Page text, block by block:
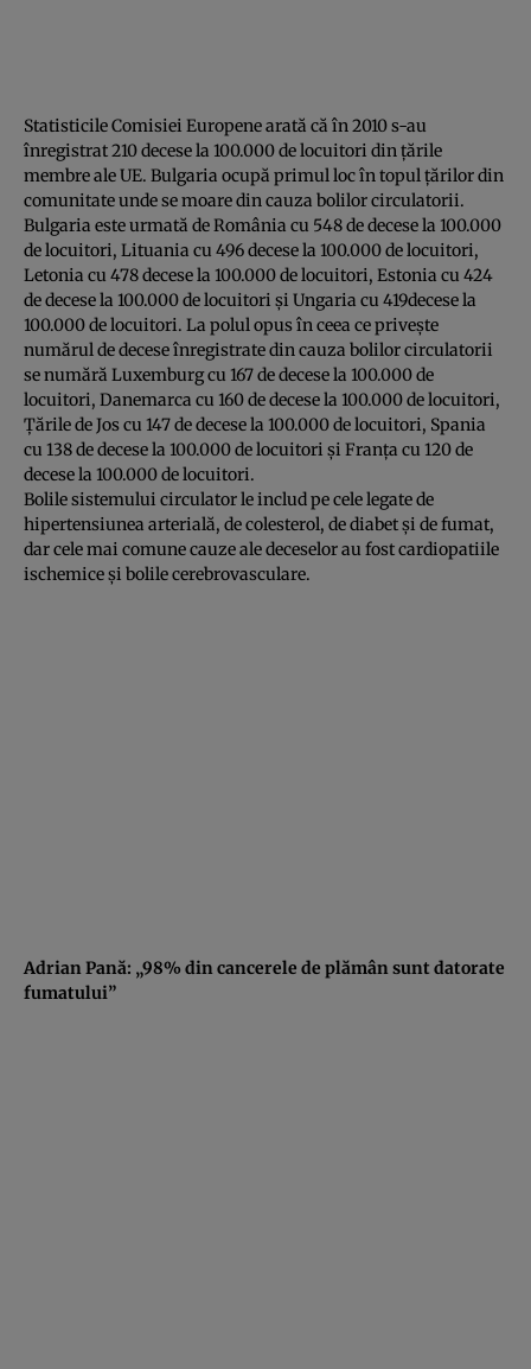
Statisticile Comisiei Europene arată că în 2010 s-au
înregistrat 210 decese la 100.000 de locuitori din ţările
membre ale UE. Bulgaria ocupă primul loc în topul ţărilor din
comunitate unde se moare din cauza bolilor circulatorii.
Bulgaria este urmată de România cu 548 de decese la 100.000
de locuitori, Lituania cu 496 decese la 100.000 de locuitori,
Letonia cu 478 decese la 100.000 de locuitori, Estonia cu 424
de decese la 100.000 de locuitori şi Ungaria cu 419decese la
100.000 de locuitori. La polul opus în ceea ce priveşte
numărul de decese înregistrate din cauza bolilor circulatorii
se numără Luxemburg cu 167 de decese la 100.000 de
locuitori, Danemarca cu 160 de decese la 100.000 de locuitori,
Ţările de Jos cu 147 de decese la 100.000 de locuitori, Spania
cu 138 de decese la 100.000 de locuitori şi Franţa cu 120 de
decese la 100.000 de locuitori.
Bolile sistemului circulator le includ pe cele legate de
hipertensiunea arterială, de colesterol, de diabet şi de fumat,
dar cele mai comune cauze ale deceselor au fost cardiopatiile
ischemice şi bolile cerebrovasculare.
Adrian Pană: „98% din cancerele de plămân sunt datorate
fumatului”